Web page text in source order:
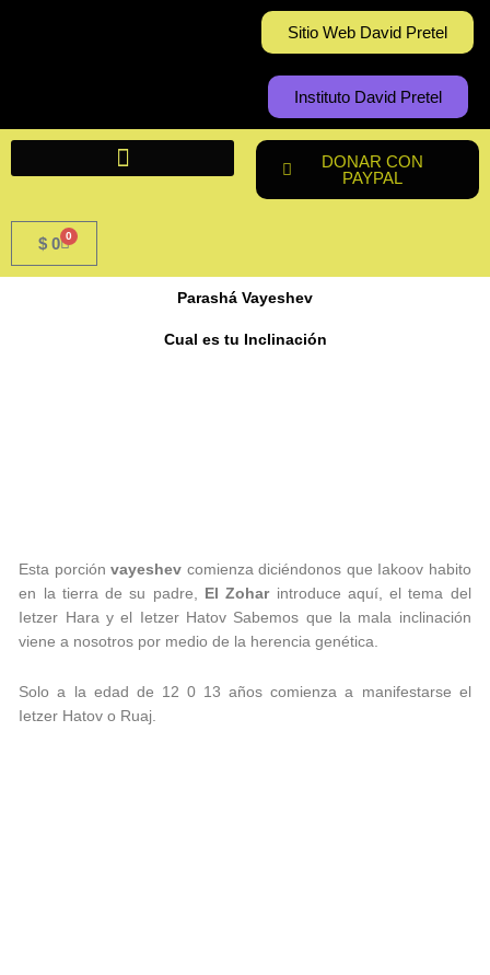
Sitio Web David Pretel
Instituto David Pretel
DONAR CON
PAYPAL
$ 0 0
Cart
Parashá Vayeshev
Cual es tu Inclinación
Esta porciónvayeshev comienza diciéndonos que Iakoov habito
en la tierra de su padre,
El Zoharintroduce aquí, el tema del
Ietzer Hara y el Ietzer Hatov Sabemos que la mala inclinación
viene a nosotros por medio de la herencia genética.
Solo a la edad de 12 0 13 años comienza a manifestarse el
Ietzer Hatov o Ruaj.